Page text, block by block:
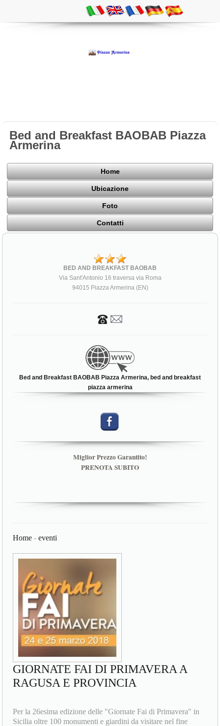
Bed and Breakfast BAOBAB Piazza
Armerina
Home
Ubicazione
Foto
Contatti
BED AND BREAKFAST BAOBAB
Via Sant'Antonio 16 traversa via Roma
94015 Piazza Armerina (EN)
Bed and Breakfast BAOBAB Piazza Armerina, bed and breakfast
piazza armerina
Miglior Prezzo Garantito!
PRENOTA SUBITO
Home -eventi
GIORNATE FAI DI PRIMAVERA A
RAGUSA E PROVINCIA
Per la 26esima edizione delle "Giornate Fai di Primavera" in
Sicilia oltre 100 monumenti e giardini da visitare nel fine